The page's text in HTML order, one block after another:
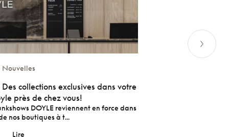
Nouvelles
collections exclusives dans votre
près de chez vous!
DOYLE reviennent en force dans
nos boutiques à t...
Lire